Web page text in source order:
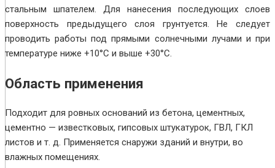
стальным шпателем. Для нанесения последующих слоев
поверхность предыдущего слоя грунтуется. Не следует
проводить работы под прямыми солнечными лучами и при
температуре ниже +10°С и выше +30°С.
Область применения
Подходит для ровных оснований из бетона, цементных,
цементно — известковых, гипсовых штукатурок, ГВЛ, ГКЛ
листов и т. д. Применяется снаружи зданий и внутри, во
влажных помещениях.